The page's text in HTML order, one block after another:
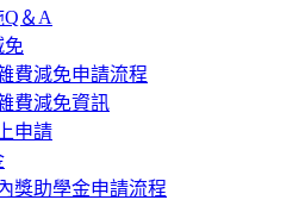
Q＆A
免
費減免申請流程
費減免資訊
申請
獎助學金申請流程